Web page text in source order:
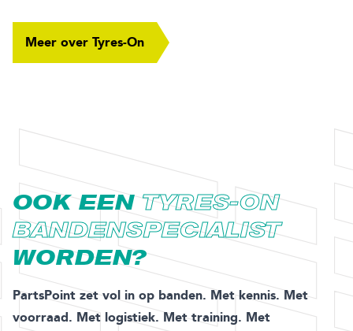
Meer over Tyres-On
OOK EENTYRES-ON
BANDENSPECIALIST
WORDEN?
PartsPoint zet vol in op banden. Met kennis. Met
voorraad. Met logistiek. Met training. Met